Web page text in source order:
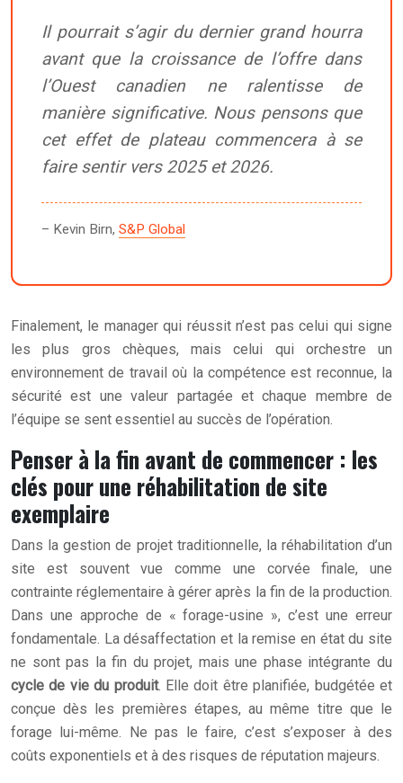
Il pourrait s’agir du dernier grand hourra
avant que la croissance de l’offre dans
l’Ouest canadien ne ralentisse de
manière significative. Nous pensons que
cet effet de plateau commencera à se
faire sentir vers 2025 et 2026.
– Kevin Birn, S&P Global
Finalement, le manager qui réussit n’est pas celui qui signe
les plus gros chèques, mais celui qui orchestre un
environnement de travail où la compétence est reconnue, la
sécurité est une valeur partagée et chaque membre de
l’équipe se sent essentiel au succès de l’opération.
Penser à la fin avant de commencer : les
clés pour une réhabilitation de site
exemplaire
Dans la gestion de projet traditionnelle, la réhabilitation d’un
site est souvent vue comme une corvée finale, une
contrainte réglementaire à gérer après la fin de la production.
Dans une approche de « forage-usine », c’est une erreur
fondamentale. La désaffectation et la remise en état du site
ne sont pas la fin du projet, mais une phase intégrante du
cycle de vie du produit. Elle doit être planifiée, budgétée et
conçue dès les premières étapes, au même titre que le
forage lui-même. Ne pas le faire, c’est s’exposer à des
coûts exponentiels et à des risques de réputation majeurs.